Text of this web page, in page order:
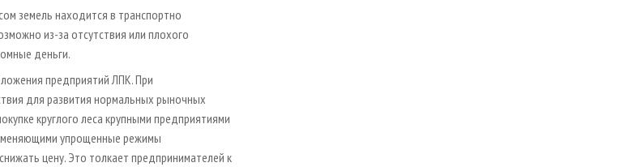
земель находится в транспортно
из-за отсутствия или плохого
деньги.
предприятий ЛПК. При
для развития нормальных рыночных
круглого леса крупными предприятиями
упрощенные режимы
цену. Это толкает предпринимателей к